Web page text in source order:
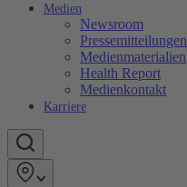
Medien
Newsroom
Pressemitteilungen
Medienmaterialien
Health Report
Medienkontakt
Karriere